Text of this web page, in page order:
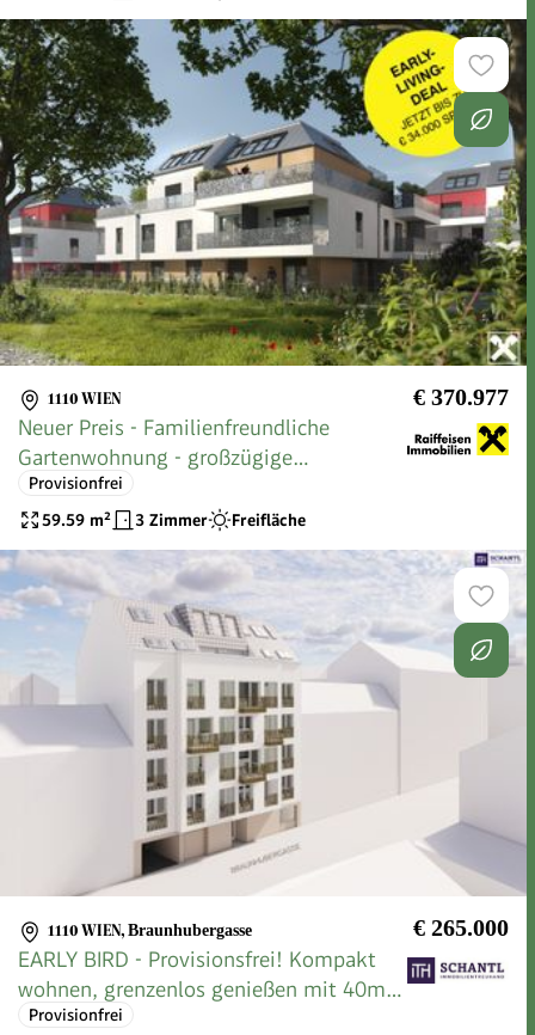
1110 WIEN € 370.977
Neuer Preis - Familienfreundliche
Gartenwohnung - großzügige
Außenflächen
Provisionfrei
59.59 m² 3 Zimmer Freifläche
1110 WIEN, Braunhubergasse € 265.000
EARLY BIRD - Provisionsfrei! Kompakt
wohnen, grenzenlos genießen mit 40m²
XXL-Terrasse! TOP-Neubauprojekt +
Provisionfrei